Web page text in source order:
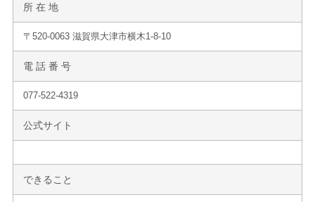
所 在 地
〒520-0063 滋賀県大津市横木1-8-10
電 話 番 号
077-522-4319
公式サイト
できること